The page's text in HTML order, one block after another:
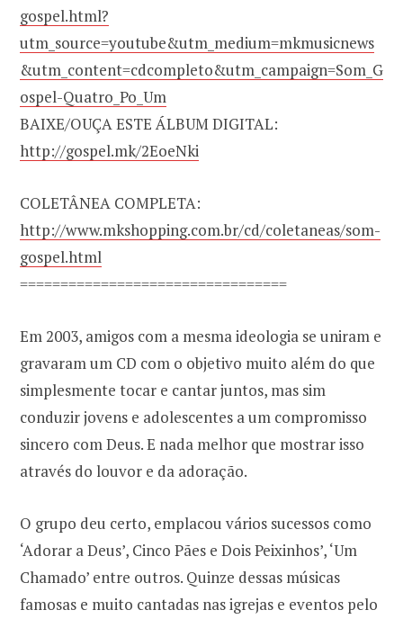
gospel.html?
utm_source=youtube&utm_medium=mkmusicnews
&utm_content=cdcompleto&utm_campaign=Som_G
ospel-Quatro_Po_Um
BAIXE/OUÇA ESTE ÁLBUM DIGITAL:
http://gospel.mk/2EoeNki
COLETÂNEA COMPLETA:
http://www.mkshopping.com.br/cd/coletaneas/som-
gospel.html
=================================
Em 2003, amigos com a mesma ideologia se uniram e
gravaram um CD com o objetivo muito além do que
simplesmente tocar e cantar juntos, mas sim
conduzir jovens e adolescentes a um compromisso
sincero com Deus. E nada melhor que mostrar isso
através do louvor e da adoração.
O grupo deu certo, emplacou vários sucessos como
‘Adorar a Deus’, Cinco Pães e Dois Peixinhos’, ‘Um
Chamado’ entre outros. Quinze dessas músicas
famosas e muito cantadas nas igrejas e eventos pelo